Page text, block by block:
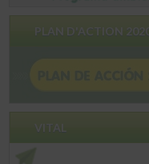
PLAN D'ACTION
VITAL